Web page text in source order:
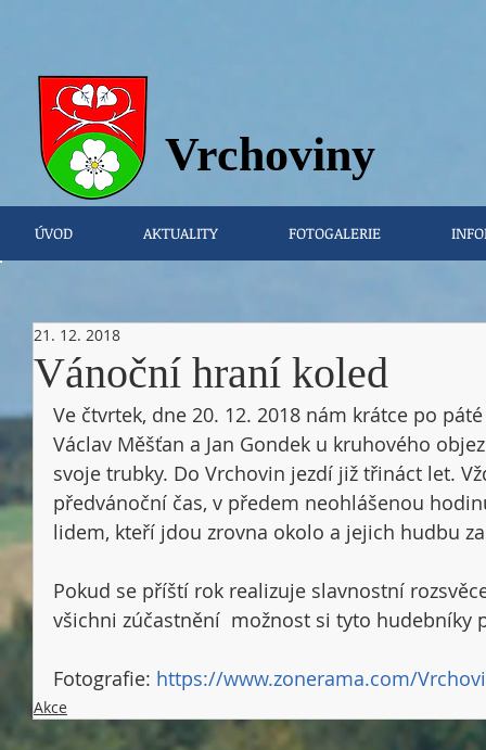
ÚVOD AKTUALITY FOTOGALERIE
Vrchoviny
Vánoční hraní koled
21. 12. 2018
Ve čtvrtek, dne 20. 12. 2018 nám krátce po
Václav Měšťan a Jan Gondek u kruhového
svoje trubky. Do Vrchovin jezdí již třináct let.
předvánoční čas, v předem neohlášenou
lidem, kteří jdou zrovna okolo a jejich hudbu
Pokud se příští rok realizuje slavnostní
všichni zúčastnění  možnost si tyto hudebníky
Fotografie: https://www.zonerama.com/
Akce